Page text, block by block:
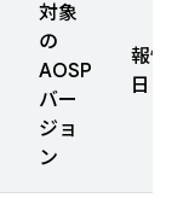
対象
の
AOSP
バー
ジョ
ン
報告
日